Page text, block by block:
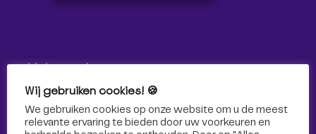
Volg ons!
Volg Omroep Tilburg niet alleen hier, maar ook via social
media!
Wij gebruiken cookies! 🍪
We gebruiken cookies op onze website om u de meest
relevante ervaring te bieden door uw voorkeuren en